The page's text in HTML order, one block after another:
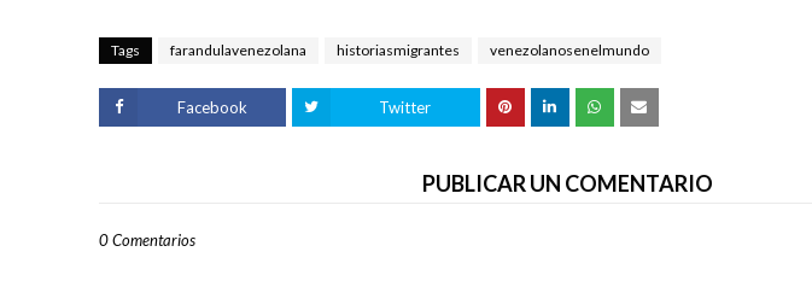
Tags farandulavenezolana historiasmigrantes venezolanosenelmundo
Facebook Twitter
PUBLICAR UN COMENTARIO
0 Comentarios